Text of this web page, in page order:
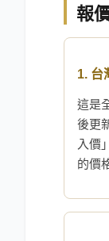
報
1. 台
這是
後更
入價
的價